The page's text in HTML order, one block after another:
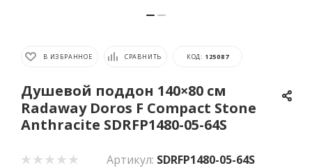
В ИЗБРАННОЕ СРАВНИТЬ КОД: 125087
Душевой поддон 140×80 см
Radaway Doros F Compact Stone
Anthracite SDRFP1480-05-64S
Артикул: SDRFP1480-05-64S